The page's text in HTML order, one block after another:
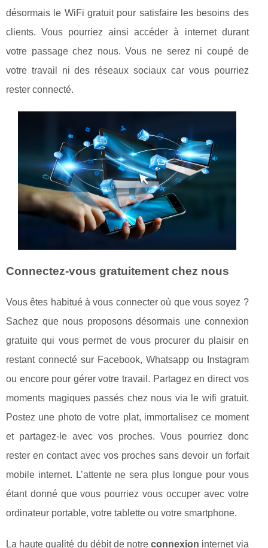
désormais le WiFi gratuit pour satisfaire les besoins des
clients. Vous pourriez ainsi accéder à internet durant
votre passage chez nous. Vous ne serez ni coupé de
votre travail ni des réseaux sociaux car vous pourriez
rester connecté.
Connectez-vous gratuitement chez nous
Vous êtes habitué à vous connecter où que vous soyez ?
Sachez que nous proposons désormais une connexion
gratuite qui vous permet de vous procurer du plaisir en
restant connecté sur Facebook, Whatsapp ou Instagram
ou encore pour gérer votre travail. Partagez en direct vos
moments magiques passés chez nous via le wifi gratuit.
Postez une photo de votre plat, immortalisez ce moment
et partagez-le avec vos proches. Vous pourriez donc
rester en contact avec vos proches sans devoir un forfait
mobile internet. L’attente ne sera plus longue pour vous
étant donné que vous pourriez vous occuper avec votre
ordinateur portable, votre tablette ou votre smartphone.
La haute qualité du débit de notreconnexion internet via